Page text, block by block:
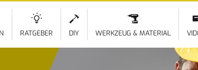
RATGEBER DIY WERKZEUG & MATERIAL